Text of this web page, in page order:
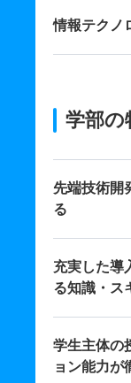
情報テクノ
学部の
先端技術開
る
充実した導
る知識・ス
学生主体の
ョン能力が